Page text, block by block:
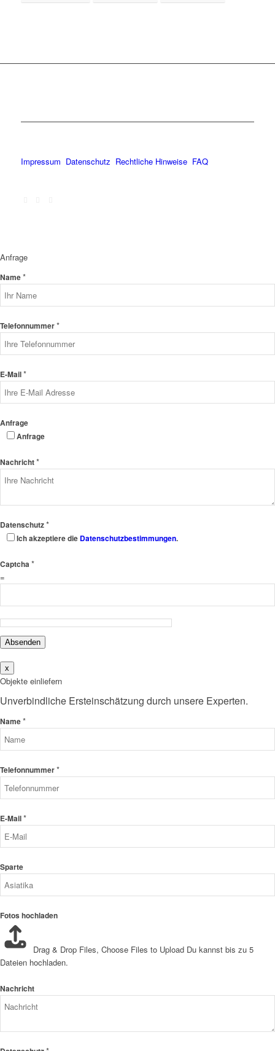
Impressum Datenschutz Rechtliche Hinweise FAQ
Anfrage
Name*
Telefonnummer*
E-Mail*
Anfrage
Anfrage
Nachricht*
Datenschutz*
Ich akzeptiere die Datenschutzbestimmungen.
Captcha *
=
Absenden
x
Objekte einliefern
Unverbindliche Ersteinschätzung durch unsere Experten.
Name*
Telefonnummer*
E-Mail*
Sparte
Fotos hochladen
Drag & Drop Files, Choose Files to Upload Du kannst bis zu 5
Dateien hochladen.
Nachricht